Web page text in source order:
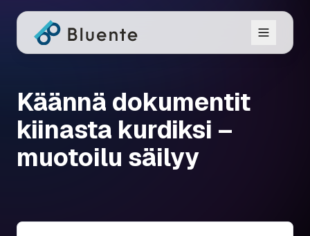
Käännä dokumentit
kiinasta kurdiksi –
muotoilu säilyy